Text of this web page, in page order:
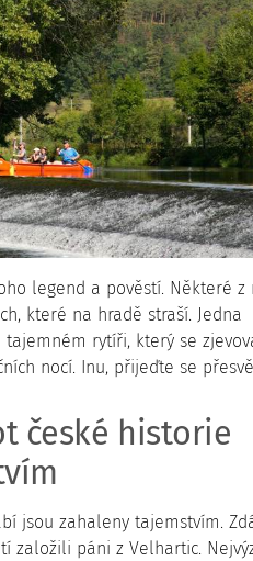
legend a pověstí. Některé z
které na hradě straší. Jedna
rytíři, který se
nocí. Inu, přijeďte se
české historie
jsou zahaleny tajemstvím.
založili páni z Velhartic.